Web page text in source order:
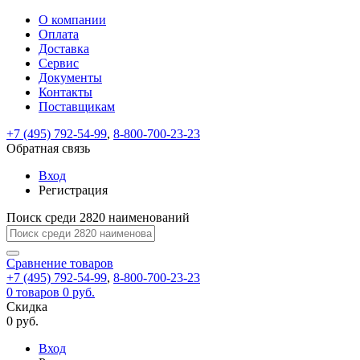
ВходРегистрация
Только
test@example.com
отправлена
по
ней
для
регистрации.
Ок
Только
Запомнить
меня
Забыли
Восстановление
пароля
Заполните
форму.
Мы
отправим
ссылку
на
указанный
электронный
адрес,
перейдя
по
которой
вы
новый
На
вашу
test@test.ru
отправлена
ссылка.
Перейдите
по
для
смены
пароля.
Введите
новый
пароль
Сменить
Пароль
успешно
Войти
Обратная
связь
Сообщение
пользовательского
соглашения
Ваше
сообщение
успешно
О компании
Оплата
Доставка
Сервис
Документы
Контакты
Поставщикам
+7 (495) 792-54-99, 8-800-700-23-23
Обратная связь
Вход
Регистрация
Поиск среди 2820 наименований
Сравнение товаров
+7 (495) 792-54-99, 8-800-700-23-23
0 товаров 0 руб.
Скидка
0 руб.
Вход